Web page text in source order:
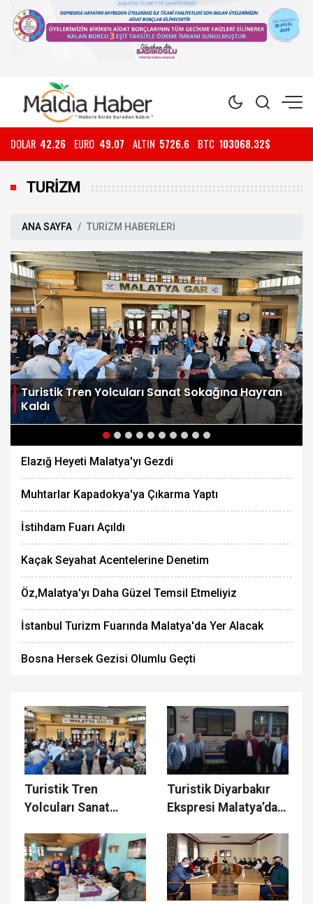
DOLAR 42.26 EURO 49.07 ALTIN 5726.6 BTC 103068.32$
TURİZM
ANA SAYFA TURİZM HABERLERİ
Turistik Tren Yolcuları Sanat Sokağına Hayran
Kaldı
Elazığ Heyeti Malatya'yı Gezdi
Muhtarlar Kapadokya'ya Çıkarma Yaptı
İstihdam Fuarı Açıldı
Kaçak Seyahat Acentelerine Denetim
Öz,Malatya'yı Daha Güzel Temsil Etmeliyiz
İstanbul Turizm Fuarında Malatya'da Yer Alacak
Bosna Hersek Gezisi Olumlu Geçti
Turistik Tren
Yolcuları Sanat
Kaldı
Turistik Diyarbakır
Ekspresi Malatya’da